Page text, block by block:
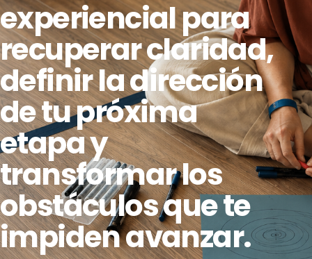
experiencial para
recuperar claridad,
definir la dirección
de tu próxima
etapa y
transformar los
obstáculos que te
impiden avanzar.